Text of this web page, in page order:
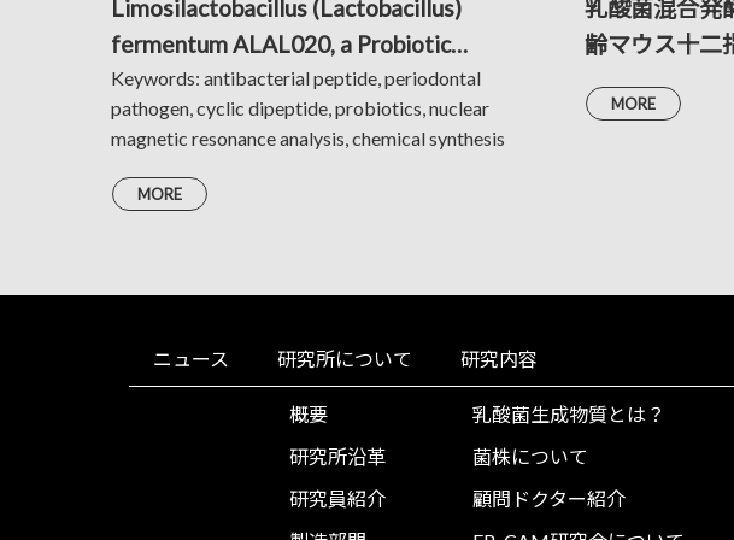
Limosilactobacillus (Lactobacillus)
fermentum ALAL020, a Probiotic
Candidate Bacterium, Produces a Cyclic
Dipeptide That Suppresses the Periodontal
Pathogens Porphyromonas gingivalis and
Prevotella intermedia
Keywords: antibacterial peptide, periodontal
pathogen, cyclic dipeptide, probiotics, nuclear
magnetic resonance analysis, chemical synthesis
MORE
乳酸菌混合発
齢マウス十二
幅の画像計測
MORE
ニュース 研究所について
概要
研究所沿革
研究員紹介
研究内容
乳酸菌生成物質とは？
菌株について
顧問ドクター紹介